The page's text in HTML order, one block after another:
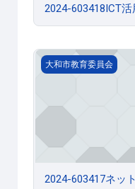
2024-603418ICT
2024-603417ネッ
大和市教育委員会
2024-603417ネッ